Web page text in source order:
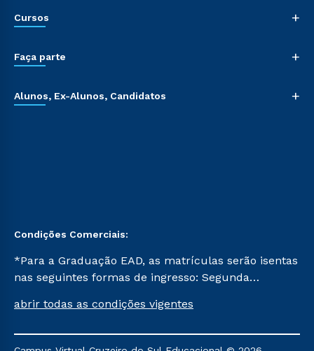
Cursos +
Faça parte +
Alunos, Ex-Alunos, Candidatos +
Condições Comerciais:
*Para a Graduação EAD, as matrículas serão isentas
nas seguintes formas de ingresso: Segunda
Já para as demais, a taxa de matrícula será de R$
mencionadas são referentes aos cursos: Ensino
abrir todas as condições vigentes